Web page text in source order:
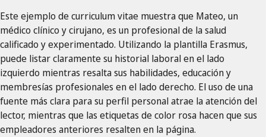
Este ejemplo de curriculum vitae muestra que Mateo, un
médico clínico y cirujano, es un profesional de la salud
calificado y experimentado. Utilizando la plantilla Erasmus,
puede listar claramente su historial laboral en el lado
izquierdo mientras resalta sus habilidades, educación y
membresías profesionales en el lado derecho. El uso de una
fuente más clara para su perfil personal atrae la atención del
lector, mientras que las etiquetas de color rosa hacen que sus
empleadores anteriores resalten en la página.